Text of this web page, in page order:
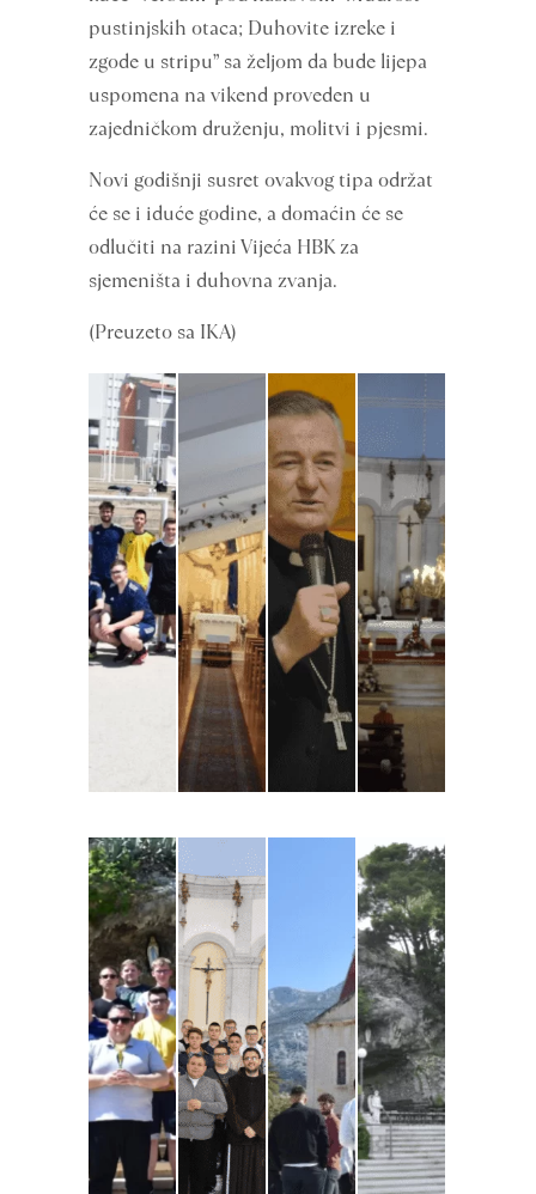
pustinjskih otaca; Duhovite izreke i
zgode u stripu” sa željom da bude lijepa
uspomena na vikend proveden u
zajedničkom druženju, molitvi i pjesmi.
Novi godišnji susret ovakvog tipa održat
će se i iduće godine, a domaćin će se
odlučiti na razini Vijeća HBK za
sjemeništa i duhovna zvanja.
(Preuzeto sa IKA)